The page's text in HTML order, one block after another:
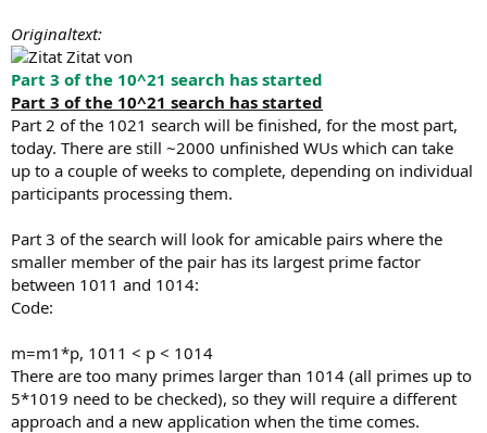
Originaltext:
Zitat von
Part 3 of the 10^21 search has started
Part 3 of the 10^21 search has started
Part 2 of the 1021 search will be finished, for the most part,
today. There are still ~2000 unfinished WUs which can take
up to a couple of weeks to complete, depending on individual
participants processing them.
Part 3 of the search will look for amicable pairs where the
smaller member of the pair has its largest prime factor
between 1011 and 1014:
Code:
m=m1*p, 1011 < p < 1014
There are too many primes larger than 1014 (all primes up to
5*1019 need to be checked), so they will require a different
approach and a new application when the time comes.